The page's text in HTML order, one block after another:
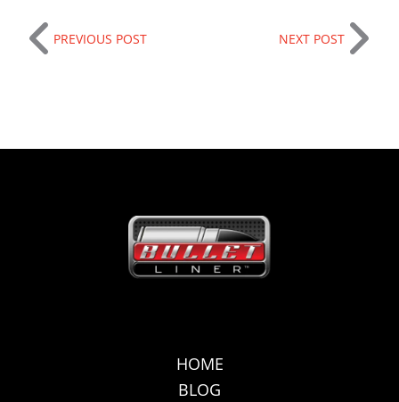
PREVIOUS POST NEXT POST
HOME
BLOG